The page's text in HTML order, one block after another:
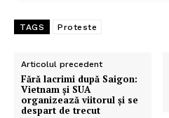
TAGS Proteste
Articolul precedent
Fără lacrimi după Saigon:
Vietnam şi SUA
organizează viitorul şi se
despart de trecut